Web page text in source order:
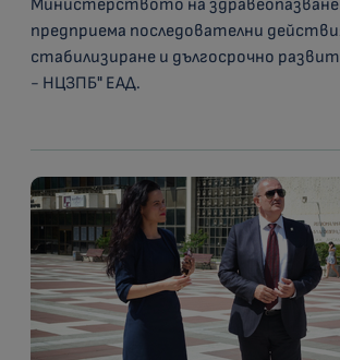
Министерството на
предприема последователни
стабилизиране и дългосрочно
- НЦЗПБ" ЕАД.